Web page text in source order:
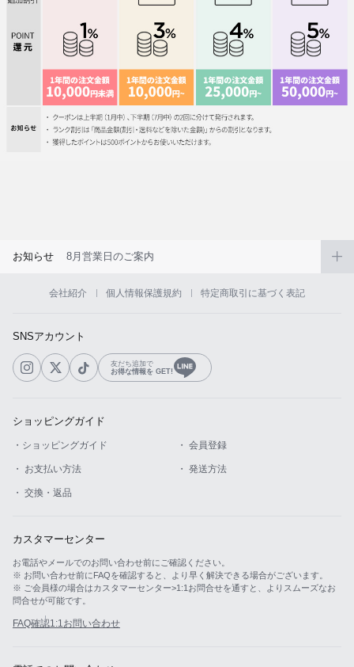
お知らせ 8月営業日のご案内
会社紹介 個人情報保護規約 特定商取引に基づく表記
SNSアカウント
友だち追加で
お得な情報を GET!
ショッピングガイド
・ショッピングガイド ・ 会員登録
・ お支払い方法 ・ 発送方法
・ 交換・返品
カスタマーセンター
お電話やメールでのお問い合わせ前にご確認ください。
※ お問い合わせ前にFAQを確認すると、より早く解決できる場合がございます。
※ ご会員様の場合はカスタマーセンター>1:1お問合せを通すと、よりスムーズなお
問合せが可能です。
FAQ確認1:1お問い合わせ